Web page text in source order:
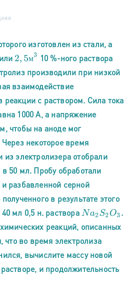
изготовлен из стали, а
м
2,5м3
10 %-ного раствора
производили при низкой
взаимодействие
реакции с раствором. Сила тока
1000 А, а напряжение
чтобы на аноде мог
некоторое время
из электролизера отобрали
50 мл. Пробу обработали
разбавленной серной
в результате этого
мл 0,5 н. раствораNa2S2O3
.
реакций, описанных
что во время электролиза
вычислите массу новой
и продолжительность